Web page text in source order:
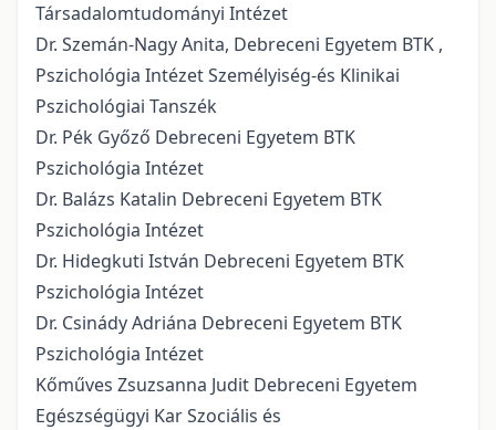
Társadalomtudományi Intézet
Dr. Szemán-Nagy Anita, Debreceni Egyetem BTK ,
Pszichológia Intézet Személyiség-és Klinikai
Pszichológiai Tanszék
Dr. Pék Győző Debreceni Egyetem BTK
Pszichológia Intézet
Dr. Balázs Katalin Debreceni Egyetem BTK
Pszichológia Intézet
Dr. Hidegkuti István Debreceni Egyetem BTK
Pszichológia Intézet
Dr. Csinády Adriána Debreceni Egyetem BTK
Pszichológia Intézet
Kőműves Zsuzsanna Judit Debreceni Egyetem
Egészségügyi Kar Szociális és